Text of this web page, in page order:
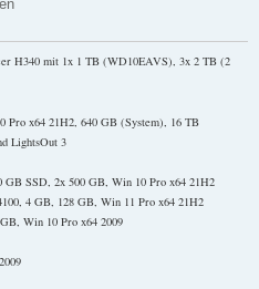
H340 mit 1x 1 TB (WD10EAVS), 3x 2 TB (2
Pro x64 21H2, 640 GB (System), 16 TB
LightsOut 3
SSD, 2x 500 GB, Win 10 Pro x64 21H2
4 GB, 128 GB, Win 11 Pro x64 21H2
Win 10 Pro x64 2009